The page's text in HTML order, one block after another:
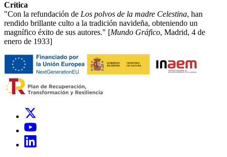
Crítica
"Con la refundación de Los polvos de la madre Celestina, han
rendido brillante culto a la tradición navideña, obteniendo un
magnífico éxito de sus autores." [Mundo Gráfico, Madrid, 4 de
enero de 1933]